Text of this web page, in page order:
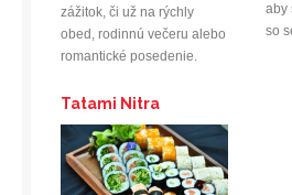
zážitok, či už na rýchly
obed, rodinnú večeru alebo
romantické posedenie.
aby
so
Tatami Nitra